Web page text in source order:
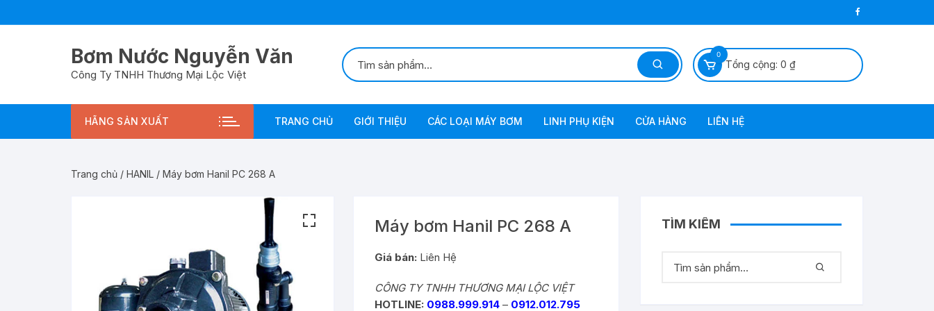
tới
Bơm Nước Nguyễn Văn
Công Ty TNHH Thương Mại Lộc Việt
0
Tổng cộng: 0 ₫
HÃNG SẢN XUẤT TRANG CHỦ GIỚI THIỆU CÁC LOẠI MÁY BƠM
Bơm Xăng-Diezel Bơm Dầu Diezel
Bơm Dầu Inox
Bơm Lưu Lượng Lớn
LINH PHỤ KIỆN CỬA HÀNG LIÊN HỆ
Trang chủ / HANIL / Máy bơm Hanil PC 268 A
Máy bơm Hanil PC 268 A
Giá bán: Liên Hệ
CÔNG TY TNHH THƯƠNG MẠI LỘC VIỆT
HOTLINE: 0988.999.914 – 0912.012.795
TÌM KIẾM